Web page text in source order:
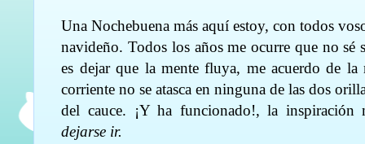
Una Nochebuena más aquí estoy, con todos
navideño. Todos los años me ocurre que no sé
es dejar que la mente fluya, me acuerdo de
corriente no se atasca en ninguna de las dos
del cauce. ¡Y ha funcionado!,la inspiración
dejarse ir.